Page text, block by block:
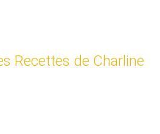
Recettes de Charline